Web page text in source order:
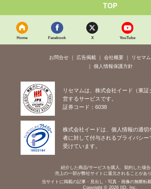
TOP
Home Facebook X YouTube
お問合せ 広告掲載 会社概要
リセマ
個人情報保護方針
リセマムは、株式会社イード（東証
営するサービスです。
証券コード：6038
株式会社イードは、個人情報の適切
者に対して付与されるプライバシー
受けています。
紹介した商品/サービスを購入、契約した場合
売上の一部が弊社サイトに還元されることがあり
当サイトに掲載の記事・見出し・写真・画像の無断転
Copyright © 2026 IID, Inc.